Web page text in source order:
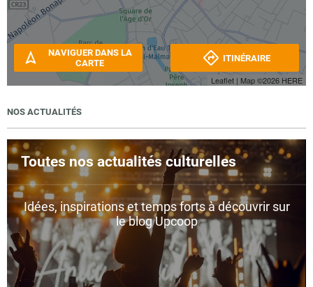
Leaflet | Map ©2026 HERE
NAVIGUER DANS LA
CARTE
ITINÉRAIRE
NOS ACTUALITÉS
Toutes nos actualités culturelles
Idées, inspirations et temps forts à découvrir sur
le blog Upcoop